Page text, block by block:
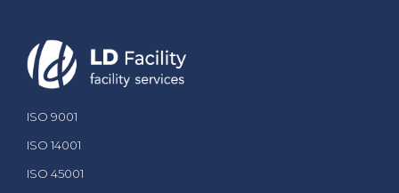
ISO 9001
ISO 14001
ISO 45001